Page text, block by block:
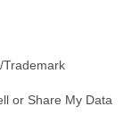
Trademark
or Share My Data